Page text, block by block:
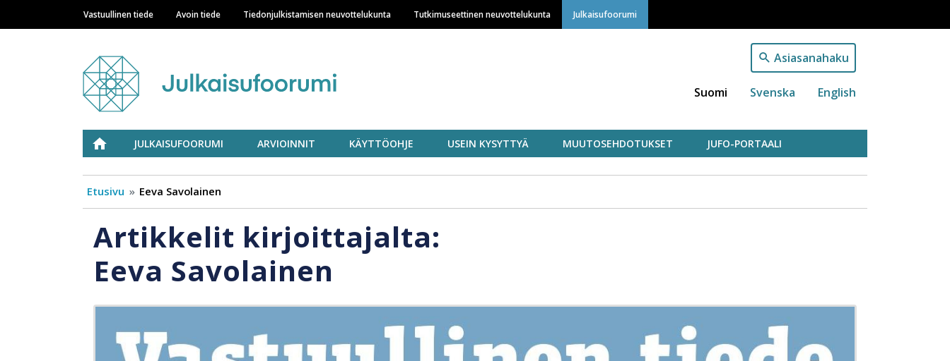
Hyppää
pääsisältöön
Main navigation
Vastuullinen tiede Avoin tiede Tiedonjulkistamisen neuvottelukunta Tutkimuseettinen neuvottelukunta Julkaisufoorumi
Asiasanahaku
Suomi Svenska English
Julkaisufoorumi
ETUSIVUJULKAISUFOORUMI ARVIOINNIT KÄYTTÖOHJE USEIN KYSYTTYÄ MUUTOSEHDOTUKSET JUFO-PORTAALI
Etusivu Eeva Savolainen
Artikkelit kirjoittajalta:
Eeva Savolainen